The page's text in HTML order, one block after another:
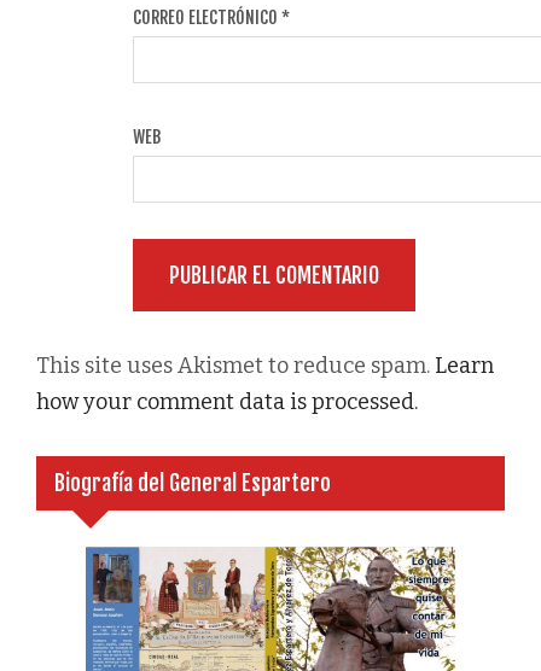
CORREO ELECTRÓNICO *
WEB
This site uses Akismet to reduce spam. Learn
how your comment data is processed.
Biografía del General Espartero